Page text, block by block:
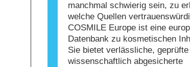
manchmal schwierig sein, zu
welche Quellen
COSMILE Europe ist eine
Datenbank zu kosmetischen
Sie bietet verlässliche, geprüfte
wissenschaftlich abgesicherte